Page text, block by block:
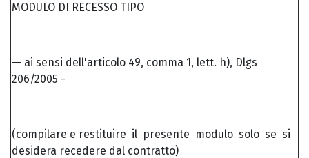
MODULO DI RECESSO TIPO
— ai sensi dell'articolo 49, comma 1, lett. h), Dlgs
206/2005 -
(compilare e restituire il presente modulo solo se si
desidera recedere dal contratto)